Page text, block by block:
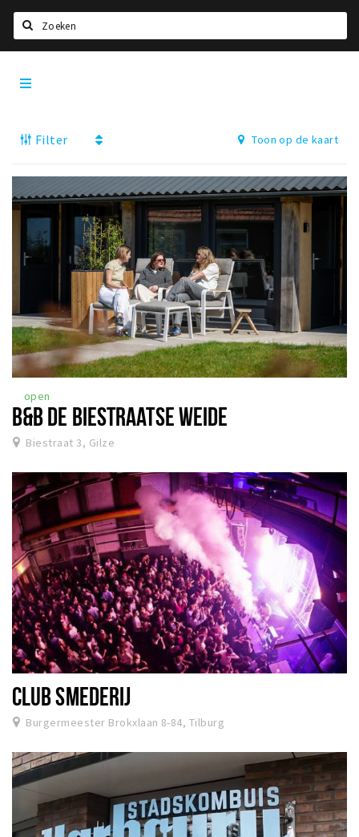
Home
Deals
Eten
Drinken
Slapen
Recreatief
Winkels
Winkelgebieden
Parkeren
Bezienswaardigheden
Musea, theaters & podia
Uitjes & activiteiten
Natuurgebieden
Andere City Apps
Inloggen
Filter Toon op de kaart
open
B&B DE BIESTRAATSE WEIDE
Biestraat 3, Gilze
CLUB SMEDERIJ
Burgermeester Brokxlaan 8-84, Tilburg